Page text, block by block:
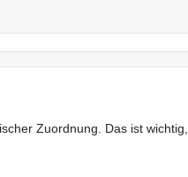
Zuordnung. Das ist